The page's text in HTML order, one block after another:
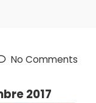
No Comments
2017